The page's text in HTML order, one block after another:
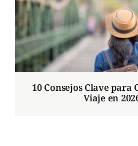
10 Consejos Clave para
Viaje en